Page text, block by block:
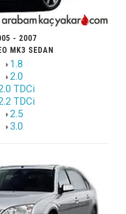
- 2007
MK3 SEDAN
1.8
2.0
TDCi
TDCi
2.5
3.0